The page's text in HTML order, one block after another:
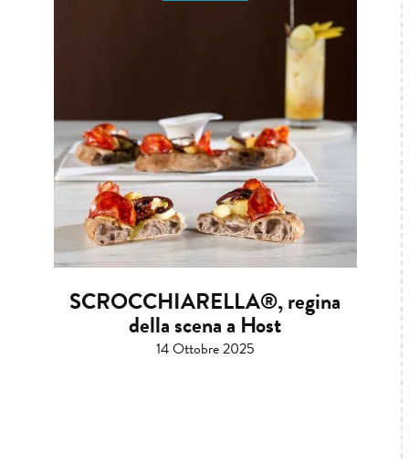
SCROCCHIARELLA®, regina
della scena a Host
14 Ottobre 2025